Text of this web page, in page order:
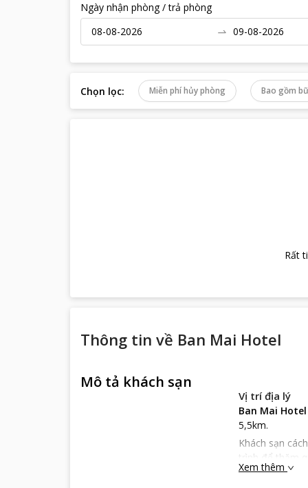
Ngày nhận phòng / trả phòng
Chọn lọc: Miễn phí hủy phòng Bao gồm
Rất
Thông tin về Ban Mai Hotel
Mô tả khách sạn
Vị trí địa lý
Ban Mai Hotel
5,5km.
Khách sạn
trình để thăm
vời và thuận lợi
Xem thêm